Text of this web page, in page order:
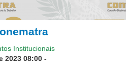
Institucionais
2023 08:00 -